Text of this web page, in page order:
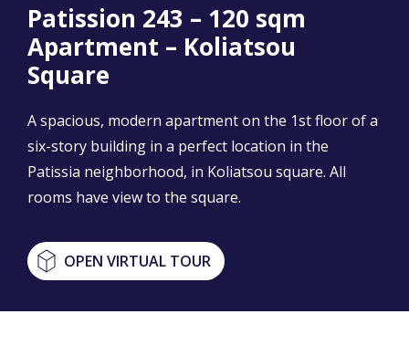
Patission 243 – 120 sqm
Apartment – Koliatsou
Square
A spacious, modern apartment on the 1st floor of a
six-story building in a perfect location in the
Patissia neighborhood, in Koliatsou square. All
rooms have view to the square.
OPEN VIRTUAL TOUR